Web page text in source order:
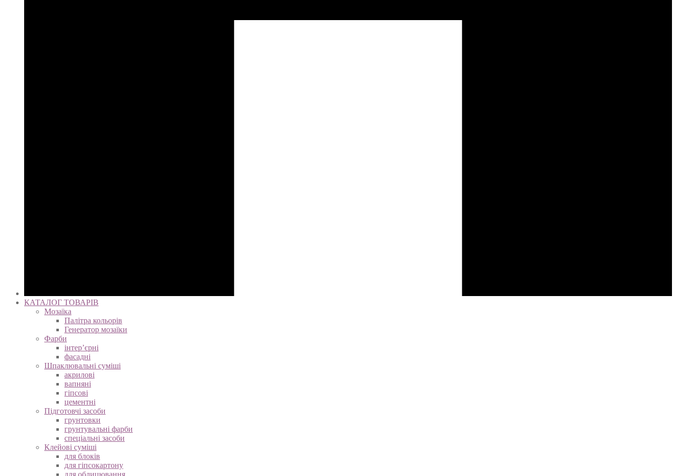
КАТАЛОГ ТОВАРІВ
Мозаїка
Палітра кольорів
Генератор мозаїки
Фарби
інтер’єрні
фасадні
Шпаклювальні суміші
акрилові
вапняні
гіпсові
цементні
Підготовчі засоби
грунтовки
грунтувальні фарби
спеціальні засоби
Клейові суміші
для блоків
для гіпсокартону